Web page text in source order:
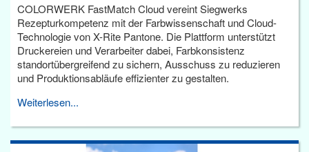
COLORWERK FastMatch Cloud vereint Siegwerks
Rezepturkompetenz mit der Farbwissenschaft und Cloud-
Technologie von X-Rite Pantone. Die Plattform unterstützt
Druckereien und Verarbeiter dabei, Farbkonsistenz
standortübergreifend zu sichern, Ausschuss zu reduzieren
und Produktionsabläufe effizienter zu gestalten.
Weiterlesen...